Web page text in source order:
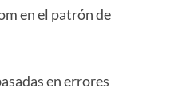
en el patrón de
en errores